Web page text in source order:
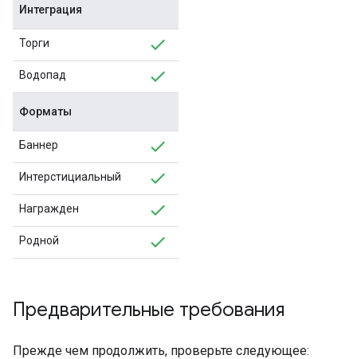
Интеграция
Торги
Водопад
Форматы
Баннер
Интерстициальный
Награжден
Родной
Предварительные требования
Прежде чем продолжить, проверьте следующее: